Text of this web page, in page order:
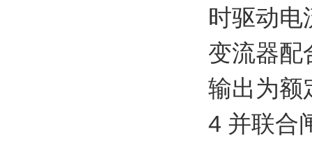
时驱动电
变流器配
输出为额
4 并联合